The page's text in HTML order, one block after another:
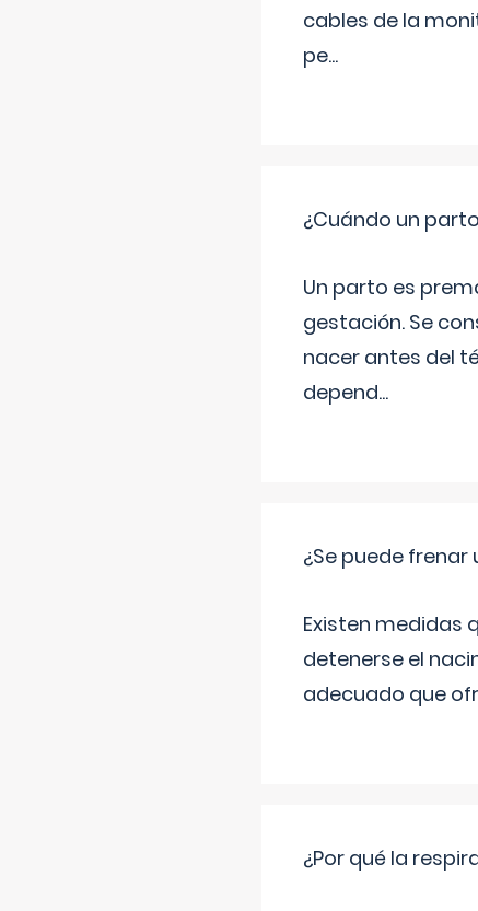
cables de la
pe...
¿Cuándo un
Un parto es
gestación. Se
nacer antes del
depend...
¿Se puede
Existen medidas
detenerse el
adecuado que
¿Por qué la